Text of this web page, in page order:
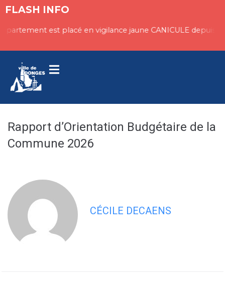
principal
FLASH INFO
est placé en vigilance jaune CANICULE depuis
Rapport d’Orientation Budgétaire de la
Commune 2026
CÉCILE DECAENS